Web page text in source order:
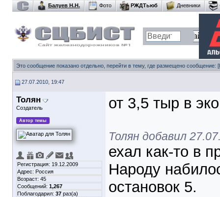
Балуев Н.Н. Фото РЖДТьюб Дневники
Это сообщение показано отдельно, перейти в тему, где размещено сообщение:
27.07.2010, 19:47
Толян
Создатель
Автор темы
Регистрация: 19.12.2009
Адрес: Россия
Возраст: 45
Сообщений: 1,267
Поблагодарил: 37 раз(а)
от 3,5 тыр в
Толян добавил
ехал как-то в
Народу
остановок 5.